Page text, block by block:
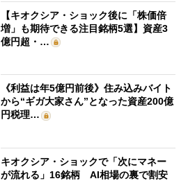
【キオクシア・ショック後に「株価倍
増」も期待できる注目銘柄5選】資産3
億円超・…
《利益は年5億円前後》住み込みバイト
から“ギガ大家さん”となった資産200億
円税理…
キオクシア・ショックで「次にマネー
が流れる」16銘柄 AI相場の裏で割安